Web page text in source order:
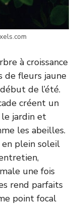
à croissance
de fleurs jaune
de l’été.
créent un
le jardin et
les abeilles.
en plein soleil
une fois
rend parfaits
point focal